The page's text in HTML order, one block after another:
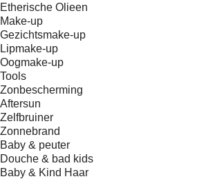
Etherische Olieen
Make-up
Gezichtsmake-up
Lipmake-up
Oogmake-up
Tools
Zonbescherming
Aftersun
Zelfbruiner
Zonnebrand
Baby & peuter
Douche & bad kids
Baby & Kind Haar